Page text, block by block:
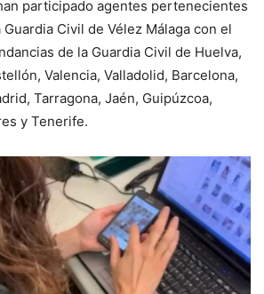
participado agentes pertenecientes
Civil de Vélez Málaga con el
de la Guardia Civil de Huelva,
Valencia, Valladolid, Barcelona,
Tarragona, Jaén, Guipúzcoa,
y Tenerife.